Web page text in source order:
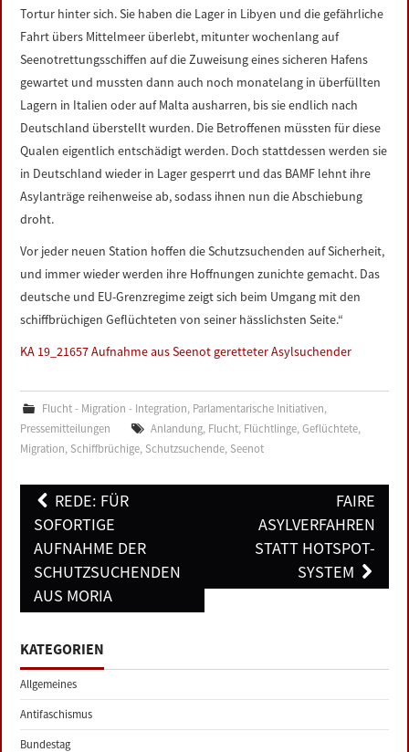
Tortur hinter sich. Sie haben die Lager in Libyen und die gefährliche
Fahrt übers Mittelmeer überlebt, mitunter wochenlang auf
Seenotrettungsschiffen auf die Zuweisung eines sicheren Hafens
gewartet und mussten dann auch noch monatelang in überfüllten
Lagern in Italien oder auf Malta ausharren, bis sie endlich nach
Deutschland überstellt wurden. Die Betroffenen müssten für diese
Qualen eigentlich entschädigt werden. Doch stattdessen werden sie
in Deutschland wieder in Lager gesperrt und das BAMF lehnt ihre
Asylanträge reihenweise ab, sodass ihnen nun die Abschiebung
droht.
Vor jeder neuen Station hoffen die Schutzsuchenden auf Sicherheit,
und immer wieder werden ihre Hoffnungen zunichte gemacht. Das
deutsche und EU-Grenzregime zeigt sich beim Umgang mit den
schiffbrüchigen Geflüchteten von seiner hässlichsten Seite.“
KA 19_21657 Aufnahme aus Seenot geretteter Asylsuchender
Flucht - Migration - Integration, Parlamentarische Initiativen,
Pressemitteilungen
Anlandung, Flucht, Flüchtlinge, Geflüchtete,
Migration, Schiffbrüchige, Schutzsuchende, Seenot
Post
navigation
REDE: FÜR
SOFORTIGE
AUFNAHME DER
SCHUTZSUCHENDEN
AUS MORIA
FAIRE
ASYLVERFAHREN
STATT HOTSPOT-
SYSTEM
KATEGORIEN
Allgemeines
Antifaschismus
Bundestag